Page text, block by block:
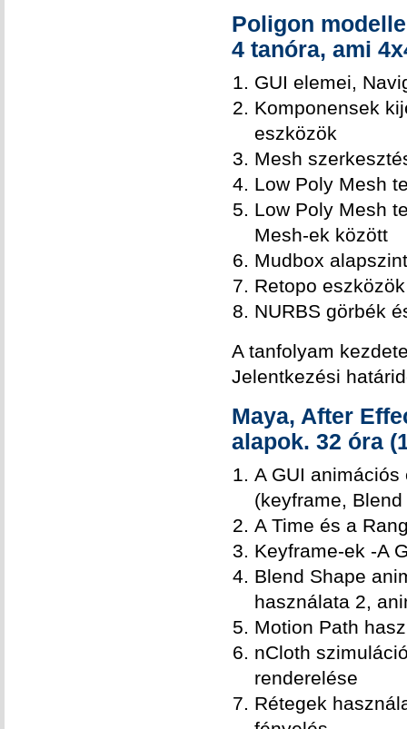
Poligon
4 tanóra, ami
GUI elemei,
Komponensek
eszközök
Mesh
Low Poly Mesh
Low Poly Mesh
Mesh-ek között
Mudbox
Retopo
NURBS görbék
A tanfolyam
Jelentkezési
Maya, After
alapok. 32 óra
A GUI
(keyframe,
A Time és a
Keyframe-ek -A
Blend Shape
használata 2,
Motion Path
nCloth
renderelése
Rétegek